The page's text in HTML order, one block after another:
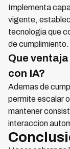
Implementa
vigente,
tecnologia que
de cumplimiento.
Que
con IA?
Ademas de
permite escalar
mantener
interaccion